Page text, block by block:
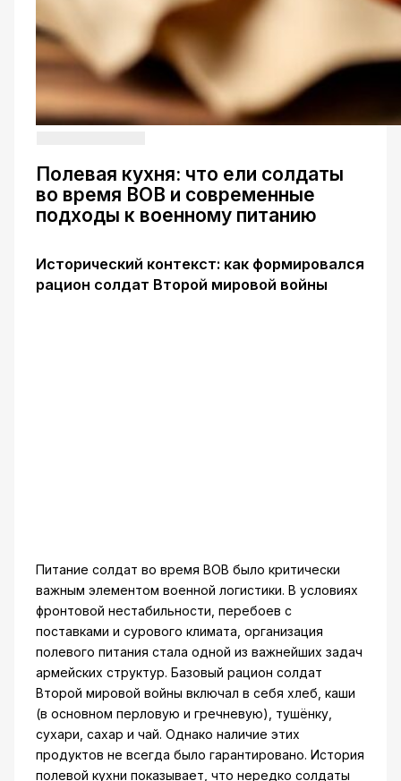
Полевая кухня: что ели солдаты
во время ВОВ и современные
подходы к военному питанию
Исторический контекст: как формировался
рацион солдат Второй мировой войны
Питание солдат во время ВОВ было критически
важным элементом военной логистики. В условиях
фронтовой нестабильности, перебоев с
поставками и сурового климата, организация
полевого питания стала одной из важнейших задач
армейских структур. Базовый рацион солдат
Второй мировой войны включал в себя хлеб, каши
(в основном перловую и гречневую), тушёнку,
сухари, сахар и чай. Однако наличие этих
продуктов не всегда было гарантировано. История
полевой кухни показывает, что нередко солдаты